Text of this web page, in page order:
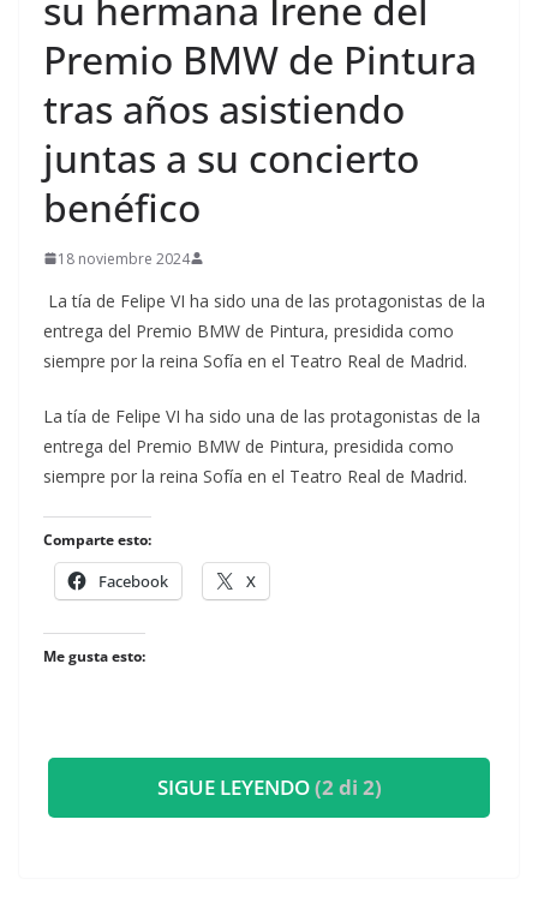
Premio BMW de Pintura
tras años asistiendo
juntas a su concierto
benéfico
18 noviembre 2024
La tía de Felipe VI ha sido una de las protagonistas de la
entrega del Premio BMW de Pintura, presidida como
siempre por la reina Sofía en el Teatro Real de Madrid.
​La tía de Felipe VI ha sido una de las protagonistas de la
entrega del Premio BMW de Pintura, presidida como
siempre por la reina Sofía en el Teatro Real de Madrid.
Comparte esto:
Facebook X
Me gusta esto:
SIGUE LEYENDO(2 di 2)